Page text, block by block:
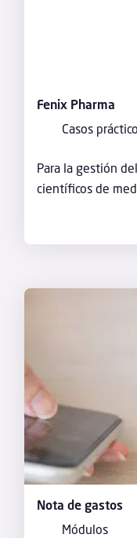
Fenix Pharma
Casos
Para la gestión
científicos de
Nota de gastos
Módulos